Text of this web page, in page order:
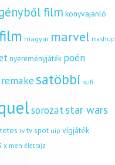
film könyvajánló
magyar marvel mashup
nyereményjáték poén
remakesatöbbi scifi
sorozatstar wars
tv tv spot uip vígjáték
x men életrajz